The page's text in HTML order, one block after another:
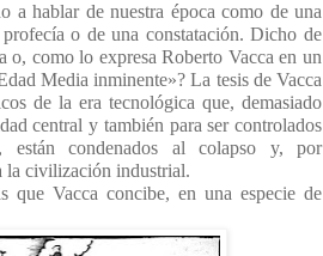
a hablar de nuestra época como de una
o de una constatación. Dicho de
como lo expresa Roberto Vacca en un
Media inminente»? La tesis de Vacca
de la era tecnológica que, demasiado
central y también para ser controlados
están condenados al colapso y, por
la civilización industrial.
que Vacca concibe, en una especie de